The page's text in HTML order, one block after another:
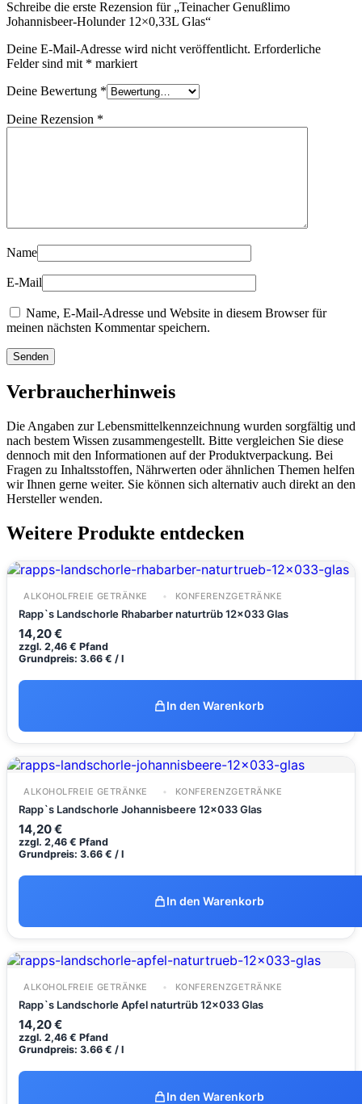
Schreibe die erste Rezension für „Teinacher Genußlimo
Johannisbeer-Holunder 12×0,33L Glas“
Deine E-Mail-Adresse wird nicht veröffentlicht. Erforderliche
Felder sind mit * markiert
Deine Bewertung *
Deine Rezension *
Name
E-Mail
Name, E-Mail-Adresse und Website in diesem Browser für
meinen nächsten Kommentar speichern.
Verbraucherhinweis
Die Angaben zur Lebensmittelkennzeichnung wurden sorgfältig und
nach bestem Wissen zusammengestellt. Bitte vergleichen Sie diese
dennoch mit den Informationen auf der Produktverpackung. Bei
Fragen zu Inhaltsstoffen, Nährwerten oder ähnlichen Themen helfen
wir Ihnen gerne weiter. Sie können sich alternativ auch direkt an den
Hersteller wenden.
Weitere Produkte entdecken
ALKOHOLFREIE GETRÄNKE KONFERENZGETRÄNKE
Rapp`s Landschorle Rhabarber naturtrüb 12x033 Glas
14,20€
zzgl. 2,46 € Pfand
Grundpreis: 3.66 € / l
In den Warenkorb
ALKOHOLFREIE GETRÄNKE KONFERENZGETRÄNKE
Rapp`s Landschorle Johannisbeere 12x033 Glas
14,20€
zzgl. 2,46 € Pfand
Grundpreis: 3.66 € / l
In den Warenkorb
ALKOHOLFREIE GETRÄNKE KONFERENZGETRÄNKE
Rapp`s Landschorle Apfel naturtrüb 12x033 Glas
14,20€
zzgl. 2,46 € Pfand
Grundpreis: 3.66 € / l
In den Warenkorb